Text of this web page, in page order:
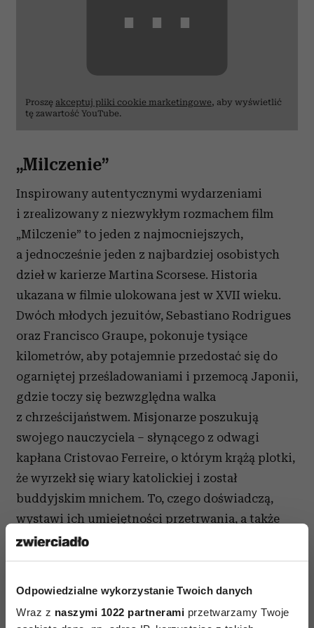
Odpowiedzialne wykorzystanie Twoich danych
Wraz z naszymi 1022 partnerami przetwarzamy Twoje
⋯
Proszę akceptuj pliki cookie marketingowe, aby wyświetlić
tę zawartość YouTube.
„Milczenie”
Inspirowany autentycznymi wydarzeniami
i zrealizowany z niezwykłym rozmachem film
„Milczenie” to jeden z najmocniejszych,
a jednocześnie jeden z najbardziej osobistych
dzieł w karierze Martina Scorsese. Historia
ukazana w filmie ulokowana jest w XVII wieku.
Dwóch młodych jezuitów, Sebastiano Rodrigues
oraz Francisco Graupe, pokonuje tysiące
kilometrów, aby potajemnie przedostać się do
ogarniętej prześladowaniami i przemocą Japonii,
gdzie toczy się bezwzględna walka
z chrześcijaństwem. Misjonarze poszukują
swojego nauczyciela – słynącego z odwagi
kapłana Cristovao Ferreire, o którym krążą plotki,
że wyrzekł się wiary katolickiej i został
buddyjskim mnichem. To, czego doświadczą,
wystawi ich umiejętności przetrwania, a także
wszystko, w co wierzą, na najcięższą próbę. To
film, w którym reżyser poszukuje odpowiedzi na
wierności swoim przekonaniom na świecie. Pyta
na czym polega istota wiary, czy męczeństwo ma